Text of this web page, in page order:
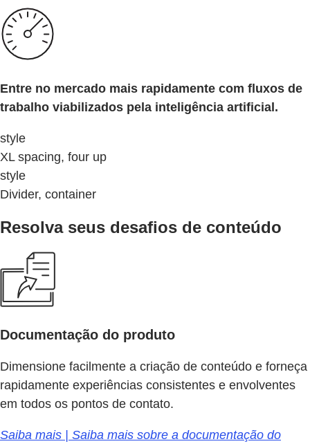
Entre no mercado mais rapidamente com fluxos de
trabalho viabilizados pela inteligência artificial.
style
XL spacing, four up
style
Divider, container
Resolva seus desafios de conteúdo
Documentação do produto
Dimensione facilmente a criação de conteúdo e forneça
rapidamente experiências consistentes e envolventes
em todos os pontos de contato.
Saiba mais | Saiba mais sobre a documentação do